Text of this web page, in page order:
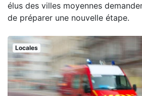
élus des villes moyennes
de préparer une nouvelle étape.
Locales